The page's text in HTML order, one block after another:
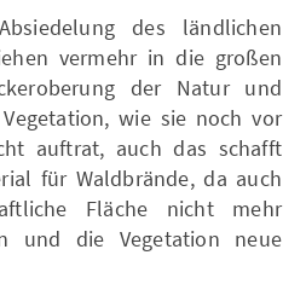
des ländlichen
vermehr in die großen
der Natur und
wie sie noch vor
auftrat, auch das schafft
für Waldbrände, da auch
Fläche nicht mehr
und die Vegetation neue